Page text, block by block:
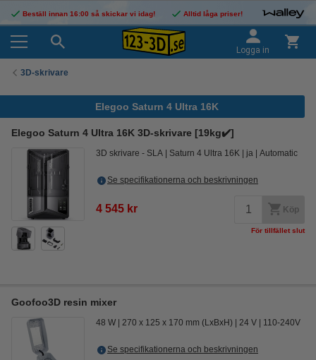
Beställ innan 16:00 så skickar vi idag! Alltid låga priser!
Logga in
3D-skrivare
Elegoo Saturn 4 Ultra 16K
Elegoo Saturn 4 Ultra 16K 3D-skrivare [19kg✔️]
3D skrivare - SLA Saturn 4 Ultra 16K ja Automatic
Se specifikationerna och beskrivningen
4 545 kr Köp
För tillfället slut
Goofoo3D resin mixer
48 W 270 x 125 x 170 mm (LxBxH) 24 V 110-240V
Se specifikationerna och beskrivningen